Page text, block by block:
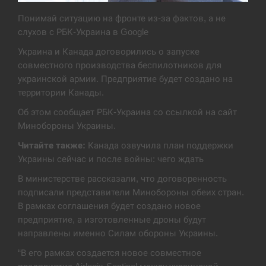
14:53
Экс-послу в США Стефанишиной вручили новое
подозрение и избирают меру…
СЕРПЕНЬ
14:40
У Росії розгортається ракетний підрозділ КНДР –
Reuters
СЕРПЕНЬ
14:23
Поставки ракет для ПВО сократились втрое,
хотя у партнеров они…
СЕРПЕНЬ
14:10
У Румунії затоплять чотири баржі для
збільшення потоку води до…
СЕРПЕНЬ
Понимай ситуацию на фронте из-за фактов, а не
слухов с РБК-Украина в Google
Украина и Канада договорились о запуске
совместного производства беспилотников для
украинской армии. Предприятие будет создано на
территории Канады.
Об этом сообщает РБК-Украина со ссылкой на сайт
Минобороны Украины.
Читайте также: Канада озвучила план поддержки
Украины сейчас и после войны: чего ждать
В министерстве рассказали, что договоренность
подписали представители Минобороны обеих стран.
В рамках соглашения будет создано новое
предприятие, а изготовленные дроны будут
направлены именно Силам обороны Украины.
“В его рамках создается новое совместное